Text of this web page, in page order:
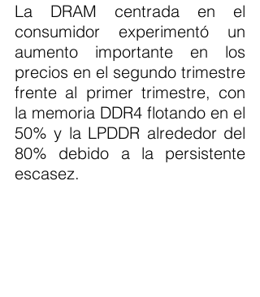
La DRAM centrada en el
consumidor experimentó un
aumento importante en los
precios en el segundo trimestre
frente al primer trimestre, con
la memoria DDR4 flotando en el
50% y la LPDDR alrededor del
80% debido a la persistente
escasez.